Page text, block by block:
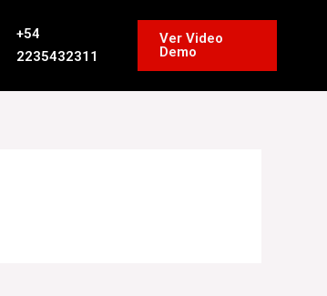
+54
2235432311
Ver Video
Demo